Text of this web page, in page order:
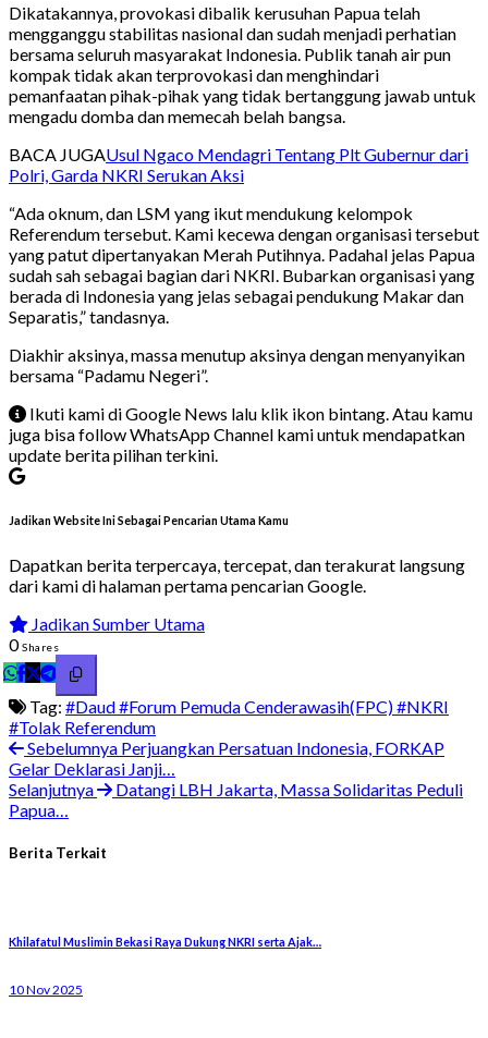
Dikatakannya, provokasi dibalik kerusuhan Papua telah
mengganggu stabilitas nasional dan sudah menjadi perhatian
bersama seluruh masyarakat Indonesia. Publik tanah air pun
kompak tidak akan terprovokasi dan menghindari
pemanfaatan pihak-pihak yang tidak bertanggung jawab untuk
mengadu domba dan memecah belah bangsa.
BACA JUGAUsul Ngaco Mendagri Tentang Plt Gubernur dari
Polri, Garda NKRI Serukan Aksi
“Ada oknum, dan LSM yang ikut mendukung kelompok
Referendum tersebut. Kami kecewa dengan organisasi tersebut
yang patut dipertanyakan Merah Putihnya. Padahal jelas Papua
sudah sah sebagai bagian dari NKRI. Bubarkan organisasi yang
berada di Indonesia yang jelas sebagai pendukung Makar dan
Separatis,” tandasnya.
Diakhir aksinya, massa menutup aksinya dengan menyanyikan
bersama “Padamu Negeri”.
Ikuti kami di Google News lalu klik ikon bintang. Atau kamu
juga bisa follow WhatsApp Channel kami untuk mendapatkan
update berita pilihan terkini.
Jadikan Website Ini Sebagai Pencarian Utama Kamu
Dapatkan berita terpercaya, tercepat, dan terakurat langsung
dari kami di halaman pertama pencarian Google.
Jadikan Sumber Utama
0Shares
Tag: #Daud#Forum Pemuda Cenderawasih(FPC)#NKRI
#Tolak Referendum
Sebelumnya Perjuangkan Persatuan Indonesia, FORKAP
Gelar Deklarasi Janji…
Selanjutnya
Datangi LBH Jakarta, Massa Solidaritas Peduli
Papua…
Berita Terkait
Khilafatul Muslimin Bekasi Raya Dukung NKRI serta Ajak…
10 Nov 2025